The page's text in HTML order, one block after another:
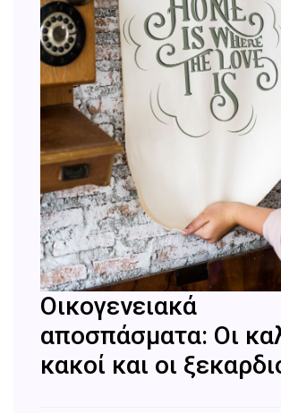
Οικογενειακά
αποσπάσματα: Οι
κακοί και οι